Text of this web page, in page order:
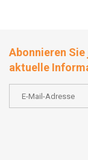
Abonnieren
aktuelle